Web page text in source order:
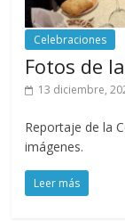
Celebraciones
Fotos de
13 diciembre,
Reportaje de la
imágenes.
Leer más